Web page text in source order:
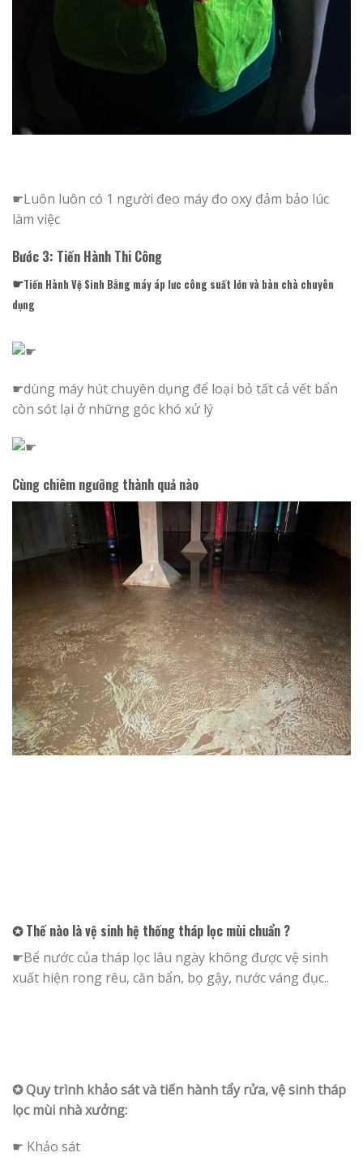
☛Luôn luôn có 1 người đeo máy đo oxy đảm bảo lúc
làm việc
Bước 3: Tiến Hành Thi Công
☛Tiến Hành Vệ Sinh Bằng máy áp lưc công suất lớn và bàn chà chuyên
dụng
☛dùng máy hút chuyên dụng để loại bỏ tất cả vết bẩn
còn sót lại ở những góc khó xử lý
Cùng chiêm ngưỡng thành quả nào
✪ Thế nào là vệ sinh hệ thống tháp lọc mùi chuẩn ?
☛Bể nước của tháp lọc lâu ngày không được vệ sinh
xuất hiện rong rêu, căn bẩn, bọ gậy, nước váng đục..
✪ Quy trình khảo sát và tiến hành tẩy rửa, vệ sinh tháp
lọc mùi nhà xưởng:
☛ Khảo sát